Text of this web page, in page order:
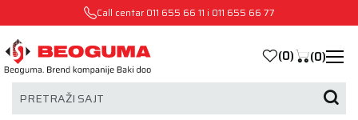
Call centar 011 655 66 11 i 011 655 66 77
PRETRAŽI SAJT
(0) (0)